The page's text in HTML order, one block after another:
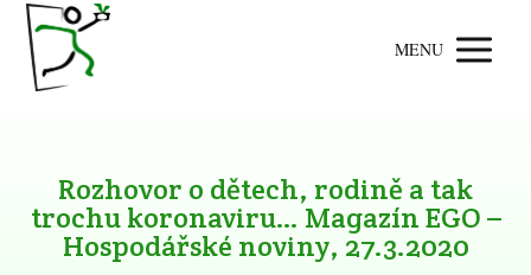
MENU
Rozhovor o dětech, rodině a tak
trochu koronaviru… Magazín EGO –
Hospodářské noviny, 27.3.2020